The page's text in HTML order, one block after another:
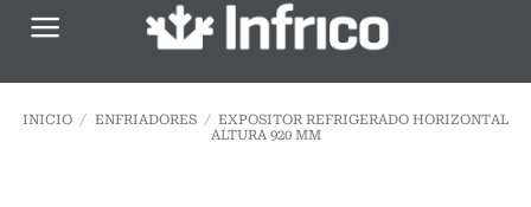
Saltar
INICIO / ENFRIADORES / EXPOSITOR REFRIGERADO HORIZONTAL
ALTURA 920 MM